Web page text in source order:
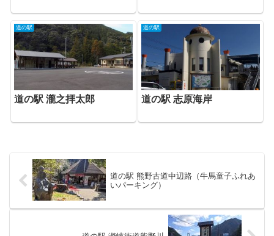
道の駅
道の駅 瀧之拝太郎
道の駅
道の駅 志原海岸
道の駅 熊野古道中辺路（牛馬童子ふれあ
いパーキング）